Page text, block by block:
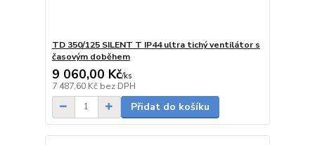
TD 350/125 SILENT T IP44 ultra tichý ventilátor s
časovým doběhem
9 060,00 Kč/ks
7 487,60 Kč bez DPH
Přidat do košíku